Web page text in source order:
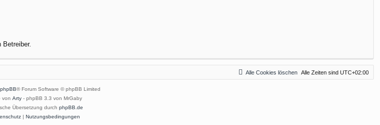
Alle Zeiten sind UTC+02:00
Alle Cookies löschen
phpBB® Forum Software © phpBB Limited
von Arty - phpBB 3.3 von MrGaby
Übersetzung durch phpBB.de
| Nutzungsbedingungen